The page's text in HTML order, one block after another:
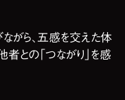
がら、五感を交えた体
者との「つながり」を感